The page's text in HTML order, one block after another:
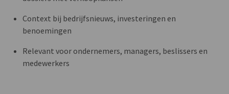
Context bij bedrijfsnieuws, investeringen en
benoemingen
Relevant voor ondernemers, managers, beslissers en
medewerkers